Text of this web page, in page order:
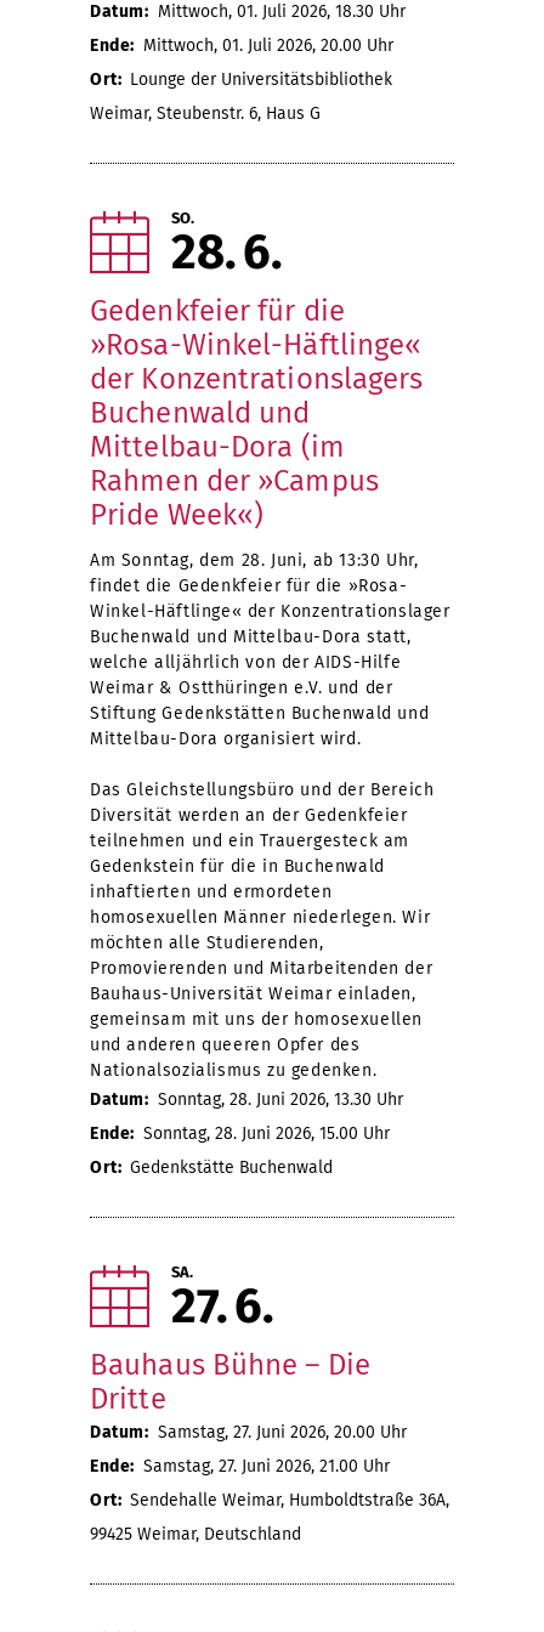
Datum: Mittwoch, 01. Juli 2026, 18.30 Uhr
Ende: Mittwoch, 01. Juli 2026, 20.00 Uhr
Ort: Lounge der Universitätsbibliothek
Weimar, Steubenstr. 6, Haus G
SO.
28 6
Gedenkfeier für die
»Rosa-Winkel-Häftlinge«
der Konzentrationslagers
Buchenwald und
Mittelbau-Dora (im
Rahmen der »Campus
Pride Week«)
Am Sonntag, dem 28. Juni, ab 13:30 Uhr,
findet die Gedenkfeier für die »Rosa-
Winkel-Häftlinge« der Konzentrationslager
Buchenwald und Mittelbau-Dora statt,
welche alljährlich von der AIDS-Hilfe
Weimar & Ostthüringen e.V. und der
Stiftung Gedenkstätten Buchenwald und
Mittelbau-Dora organisiert wird.
Das Gleichstellungsbüro und der Bereich
Diversität werden an der Gedenkfeier
teilnehmen und ein Trauergesteck am
Gedenkstein für die in Buchenwald
inhaftierten und ermordeten
homosexuellen Männer niederlegen. Wir
möchten alle Studierenden,
Promovierenden und Mitarbeitenden der
Bauhaus-Universität Weimar einladen,
gemeinsam mit uns der homosexuellen
und anderen queeren Opfer des
Nationalsozialismus zu gedenken.
Datum: Sonntag, 28. Juni 2026, 13.30 Uhr
Ende: Sonntag, 28. Juni 2026, 15.00 Uhr
Ort: Gedenkstätte Buchenwald
SA.
27 6
Bauhaus Bühne – Die
Dritte
Datum: Samstag, 27. Juni 2026, 20.00 Uhr
Ende: Samstag, 27. Juni 2026, 21.00 Uhr
Ort: Sendehalle Weimar, Humboldtstraße 36A,
99425 Weimar, Deutschland